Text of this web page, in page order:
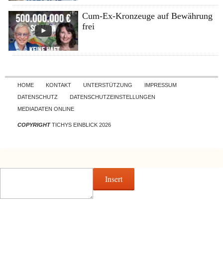
Cum-Ex-Kronzeuge auf Bewährung
frei
Skip to content
HOME KONTAKT UNTERSTÜTZUNG
IMPRESSUM
DATENSCHUTZ
DATENSCHUTZEINSTELLUNGEN
MEDIADATEN ONLINE
COPYRIGHTTICHYS EINBLICK 2026
Insert